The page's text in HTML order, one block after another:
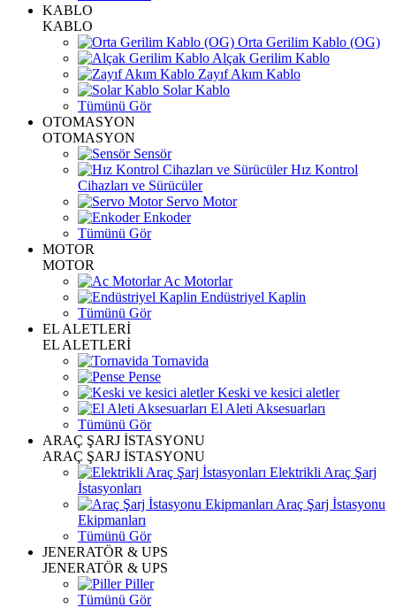
KABLO
KABLO
Orta Gerilim Kablo (OG)
Alçak Gerilim Kablo
Zayıf Akım Kablo
Solar Kablo
Tümünü Gör
OTOMASYON
OTOMASYON
Sensör
Hız Kontrol
Cihazları ve Sürücüler
Servo Motor
Enkoder
Tümünü Gör
MOTOR
MOTOR
Ac Motorlar
Endüstriyel Kaplin
Tümünü Gör
EL ALETLERİ
EL ALETLERİ
Tornavida
Pense
Keski ve kesici aletler
El Aleti Aksesuarları
Tümünü Gör
ARAÇ ŞARJ İSTASYONU
ARAÇ ŞARJ İSTASYONU
Elektrikli Araç Şarj
İstasyonları
Araç Şarj İstasyonu
Ekipmanları
Tümünü Gör
JENERATÖR & UPS
JENERATÖR & UPS
Piller
Tümünü Gör